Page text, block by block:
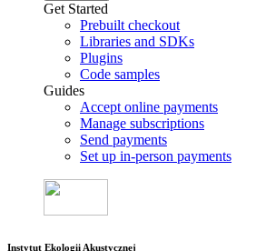
Get Started
Prebuilt checkout
Libraries and SDKs
Plugins
Code samples
Guides
Accept online payments
Manage subscriptions
Send payments
Set up in-person payments
Instytut Ekologii Akustycznej